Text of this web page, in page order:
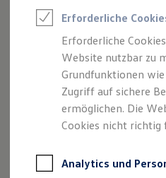
Elektroauto
Kleinwagen-
Leasing ohne
Finanzierung
Autokredit mit
Versicherungen und
Kfz-
Garantien
Professional
Erforderliche
Erforderliche
Website nutzbar zu
Grundfunktionen
Zugriff auf sichere
ermöglichen. Die
Cookies nicht richtig
Analytics und